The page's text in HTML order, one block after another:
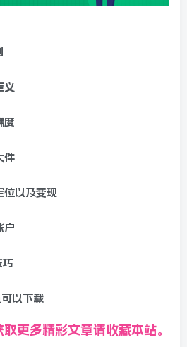
义
度
件
位以及变现
户
巧
以下载
更多精彩文章请收藏本站。